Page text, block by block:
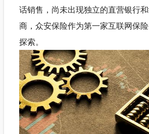
话销售，尚未出现独立的直营银行
商，众安保险作为第一家互联网保
探索。